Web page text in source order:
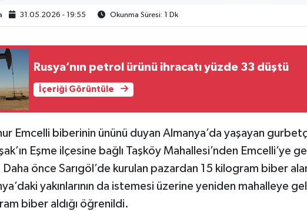
31.05.2026 - 19:55 Okunma Süresi: 1 Dk
Rusya’nın petrol ürünü ihracatı yüzde 33 düştü
İçeriği Görüntüle
Emcelli biberinin ününü duyan Almanya’da yaşayan
Eşme ilçesine bağlı Taşköy Mahallesi’nden Emcelli’ye
Daha önce Sarıgöl’de kurulan pazardan 15 kilogram biber
yakınlarının da istemesi üzerine yeniden mahalleye
biber aldığı öğrenildi.